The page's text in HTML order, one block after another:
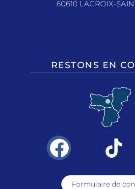
60610 LACROIX-
RESTONS EN
Formulaire de